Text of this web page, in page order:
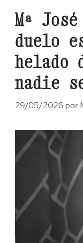
Mª
duelo
helado
nadie
29/05/2026 por